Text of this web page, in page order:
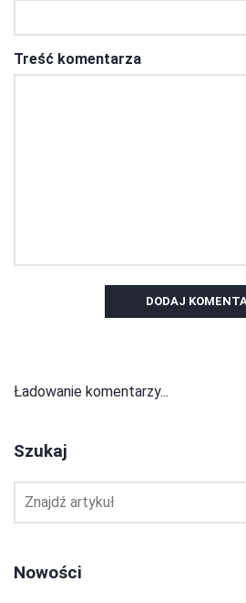
Treść komentarza
DODAJ
Ładowanie komentarzy...
Szukaj
Nowości